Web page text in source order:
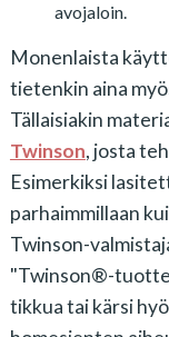
avojaloin.
Monenlaista
tietenkin aina
Tällaisiakin
Twinson, josta
Esimerkiksi
parhaimmillaan
Twinson-
"Twinson®-
tikkua tai kärsi